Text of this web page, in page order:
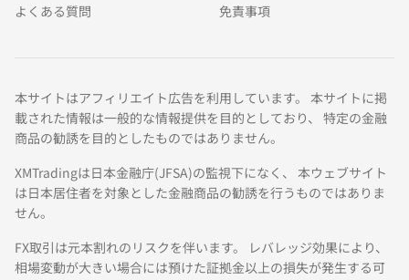
よくある質問
免責事項
本サイトはアフィリエイト広告を利用しています。 本サイトに掲
載された情報は一般的な情報提供を目的としており、 特定の金融
商品の勧誘を目的としたものではありません。
XMTradingは日本金融庁(JFSA)の監視下になく、 本ウェブサイト
は日本居住者を対象とした金融商品の勧誘を行うものではありま
せん。
FX取引は元本割れのリスクを伴います。 レバレッジ効果により、
相場変動が大きい場合には預けた証拠金以上の損失が発生する可